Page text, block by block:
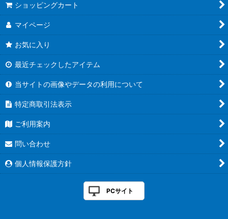
ショッピングカート
マイページ
お気に入り
最近チェックしたアイテム
当サイトの画像やデータの利用について
特定商取引法表示
ご利用案内
問い合わせ
個人情報保護方針
PCサイト